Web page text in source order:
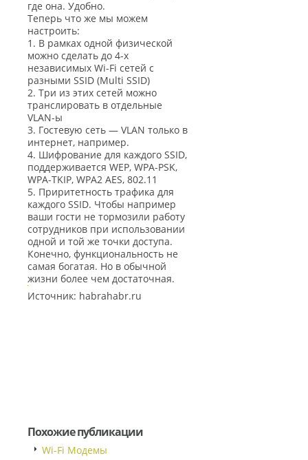
где она. Удобно.
Теперь что же мы можем
настроить:
1. В рамках одной физической
можно сделать до 4-х
независимых Wi-Fi сетей с
разными SSID (Multi SSID)
2. Три из этих сетей можно
транслировать в отдельные
VLAN-ы
3. Гостевую сеть — VLAN только в
интернет, например.
4. Шифрование для каждого SSID,
поддерживается WEP, WPA-PSK,
WPA-TKIP, WPA2 AES, 802.11
5. Приритетность трафика для
каждого SSID. Чтобы например
ваши гости не тормозили работу
сотрудников при использовании
одной и той же точки доступа.
Конечно, функциональность не
самая богатая. Но в обычной
жизни более чем достаточная.
Источник: habrahabr.ru
Похожие публикации
Wi-Fi Модемы